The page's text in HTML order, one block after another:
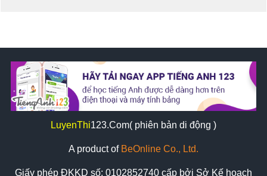
LuyenThi123.Com( phiên bản di động )
A product of BeOnline Co., Ltd.
Giấy phép ĐKKD số: 0102852740 cấp bởi Sở Kế hoạch